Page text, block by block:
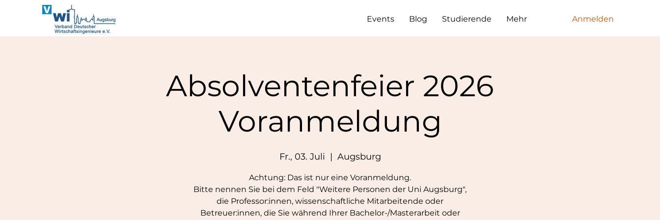
Events Blog Studierende Mehr Anmelden
Absolventenfeier 2026
Voranmeldung
Fr., 03. Juli
  |
Augsburg
Achtung: Das ist nur eine Voranmeldung.
Bitte nennen Sie bei dem Feld "Weitere Personen der Uni Augsburg",
die Professor:innen, wissenschaftliche Mitarbeitende oder
Betreuer:innen, die Sie während Ihrer Bachelor-/Masterarbeit oder